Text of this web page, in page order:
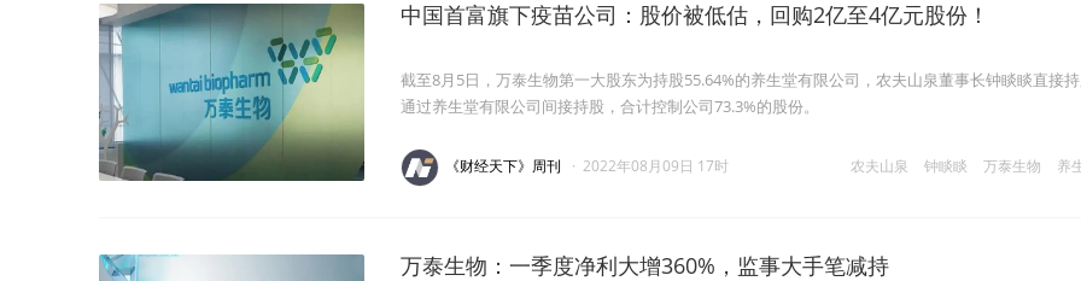
中国首富旗下疫苗公司：股价被低估，回购2亿至4亿元股份！
截至8月5日，万泰生物第一大股东为持股55.64%的养生堂有限公司，农夫山泉董事长钟睒睒直接
通过养生堂有限公司间接持股，合计控制公司73.3%的股份。
农夫山泉 钟睒睒 万泰生物 养
《财经天下》周刊 · 2022年08月09日 17时
万泰生物：一季度净利大增360%，监事大手笔减持